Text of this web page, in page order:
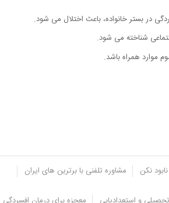
در بستر خانواده، باعث اختلال می شود.
موارد همراه باشد.
نکن مشاوره تلفنی با برترین های ایران